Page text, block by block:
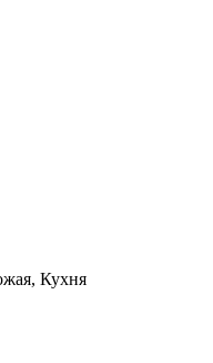
Кухня